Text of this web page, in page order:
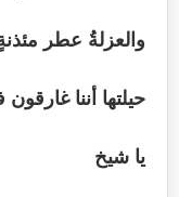
والعزلةُ عطر
حيلتها أننا
يا شيخ